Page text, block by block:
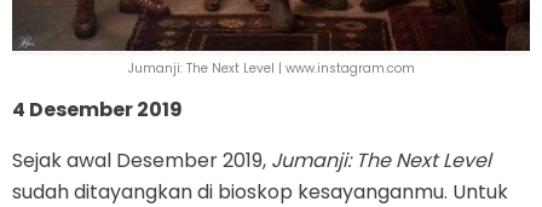
Jumanji: The Next Level | www.instagram.com
4 Desember 2019
Sejak awal Desember 2019, Jumanji: The Next Level
sudah ditayangkan di bioskop kesayanganmu. Untuk